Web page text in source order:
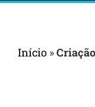
Início »